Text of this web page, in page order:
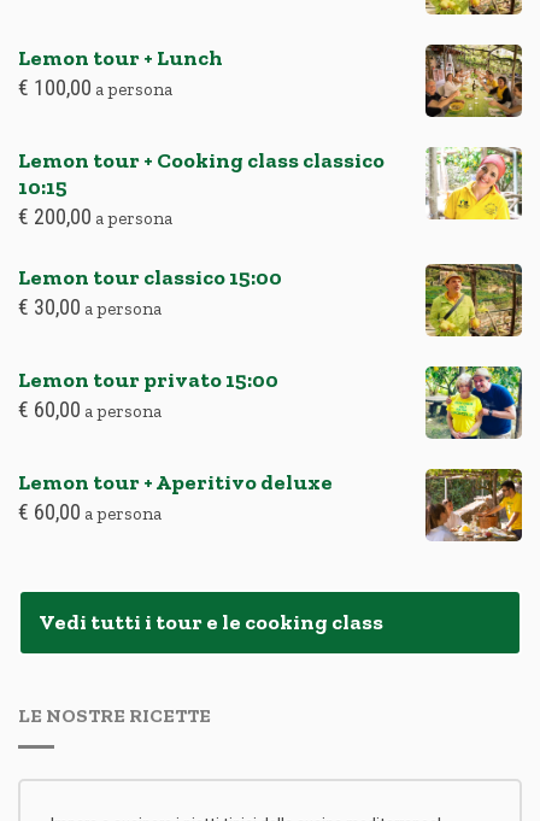
Lemon tour + Lunch
€ 100,00 a persona
Lemon tour + Cooking class classico
10:15
€ 200,00 a persona
Lemon tour classico15:00
€ 30,00 a persona
Lemon tour privato15:00
€ 60,00 a persona
Lemon tour + Aperitivo deluxe
€ 60,00 a persona
Vedi tutti i tour e le cooking class
LE NOSTRE RICETTE